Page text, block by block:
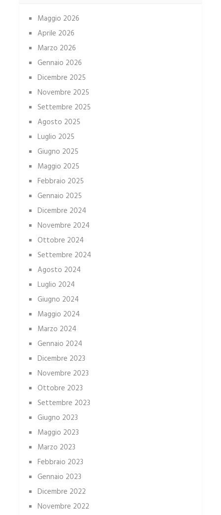
Maggio 2026
Aprile 2026
Marzo 2026
Gennaio 2026
Dicembre 2025
Novembre 2025
Settembre 2025
Agosto 2025
Luglio 2025
Giugno 2025
Maggio 2025
Febbraio 2025
Gennaio 2025
Dicembre 2024
Novembre 2024
Ottobre 2024
Settembre 2024
Agosto 2024
Luglio 2024
Giugno 2024
Maggio 2024
Marzo 2024
Gennaio 2024
Dicembre 2023
Novembre 2023
Ottobre 2023
Settembre 2023
Giugno 2023
Maggio 2023
Marzo 2023
Febbraio 2023
Gennaio 2023
Dicembre 2022
Novembre 2022